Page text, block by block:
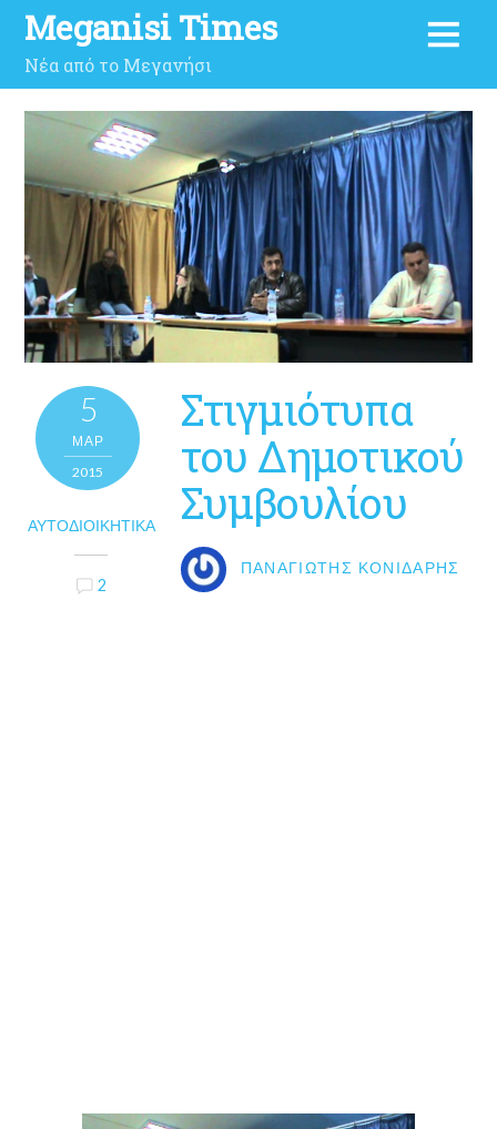
Meganisi Times
Νέα από το Μεγανήσι
5
ΜΑΡ
2015
ΑΥΤΟΔΙΟΙΚΗΤΙΚΆ
2
Στιγμιότυπα
του Δημοτικού
Συμβουλίου
ΠΑΝΑΓΙΏΤΗΣ ΚΟΝΙΔΆΡΗΣ